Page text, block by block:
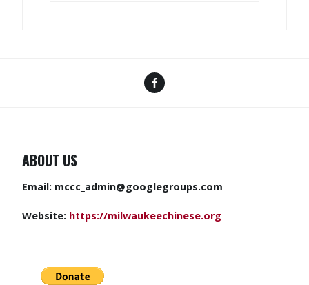
ABOUT US
Email: mccc_admin@googlegroups.com
Website: https://milwaukeechinese.org